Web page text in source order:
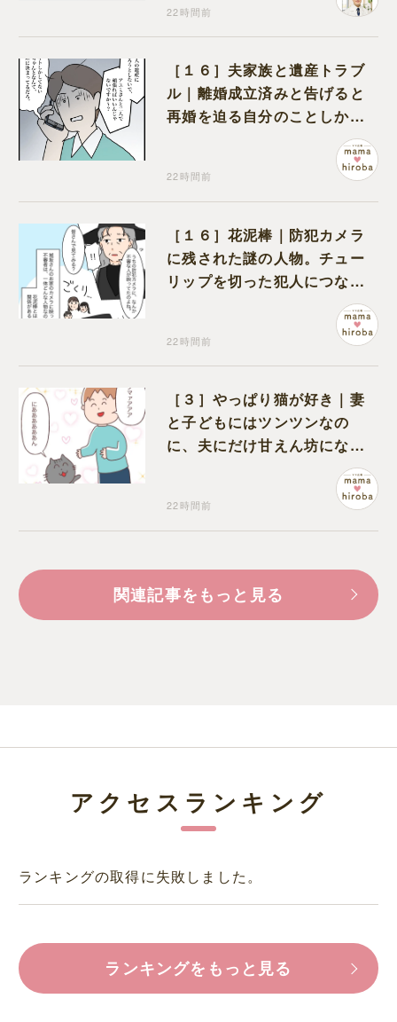
22時間前
［１６］夫家族と遺産トラブ
ル｜離婚成立済みと告げると
再婚を迫る自分のことしか考
22時間前
［１６］花泥棒｜防犯カメラ
に残された謎の人物。チュー
リップを切った犯人につなが
る証拠になるのか期待する
22時間前
［３］やっぱり猫が好き｜妻
と子どもにはツンツンなの
に、夫にだけ甘えん坊になる
22時間前
関連記事をもっと見る
アクセスランキング
ランキングの取得に失敗しました。
ランキングをもっと見る